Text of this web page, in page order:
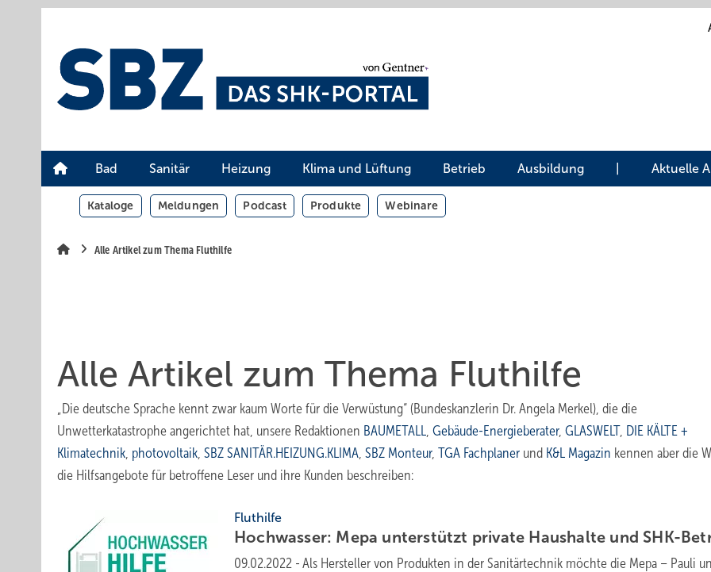
Bad Sanitär Heizung Klima und Lüftung Betrieb Ausbildung Aktuelle
Kataloge Meldungen Podcast Produkte Webinare
Alle Artikel zum Thema Fluthilfe
Alle Artikel zum Thema Fluthilfe
„Die deutsche Sprache kennt zwar kaum Worte für die Verwüstung“ (Bundeskanzlerin Dr. Angela Merkel), die die
Unwetterkatastrophe angerichtet hat, unsere Redaktionen BAUMETALL, Gebäude-Energieberater, GLASWELT, DIE KÄLTE +
Klimatechnik, photovoltaik, SBZ SANITÄR.HEIZUNG.KLIMA, SBZ Monteur, TGA Fachplaner und K&L Magazin kennen aber die
die Hilfsangebote für betroffene Leser und ihre Kunden beschreiben:
Fluthilfe
Hochwasser: Mepa unterstützt private Haushalte und SHK-
09.02.2022 - Als Hersteller von Produkten in der Sanitärtechnik möchte die Mepa – Pauli